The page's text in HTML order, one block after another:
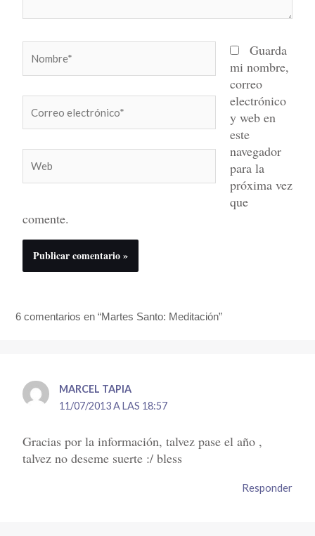
electrónico*
Guarda
mi nombre,
correo
electrónico
y web en
este
navegador
para la
próxima vez
que
comente.
6 comentarios en “Martes Santo: Meditación”
MARCEL TAPIA
11/07/2013 A LAS 18:57
Gracias por la información, talvez pase el año ,
talvez no deseme suerte :/ bless
Responder